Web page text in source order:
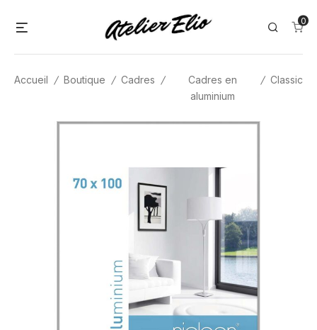
Search0
Accueil / Boutique / Cadres /
Cadres en
aluminium
/ Classic